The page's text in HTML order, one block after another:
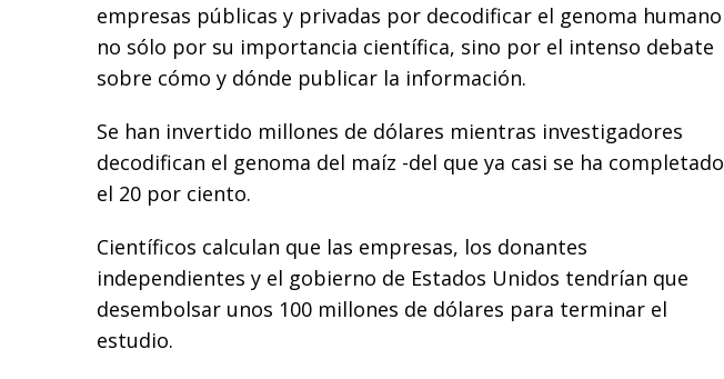
empresas públicas y privadas por decodificar el genoma humano
no sólo por su importancia científica, sino por el intenso debate
sobre cómo y dónde publicar la información.
Se han invertido millones de dólares mientras investigadores
decodifican el genoma del maíz -del que ya casi se ha completado
el 20 por ciento.
Científicos calculan que las empresas, los donantes
independientes y el gobierno de Estados Unidos tendrían que
desembolsar unos 100 millones de dólares para terminar el
estudio.